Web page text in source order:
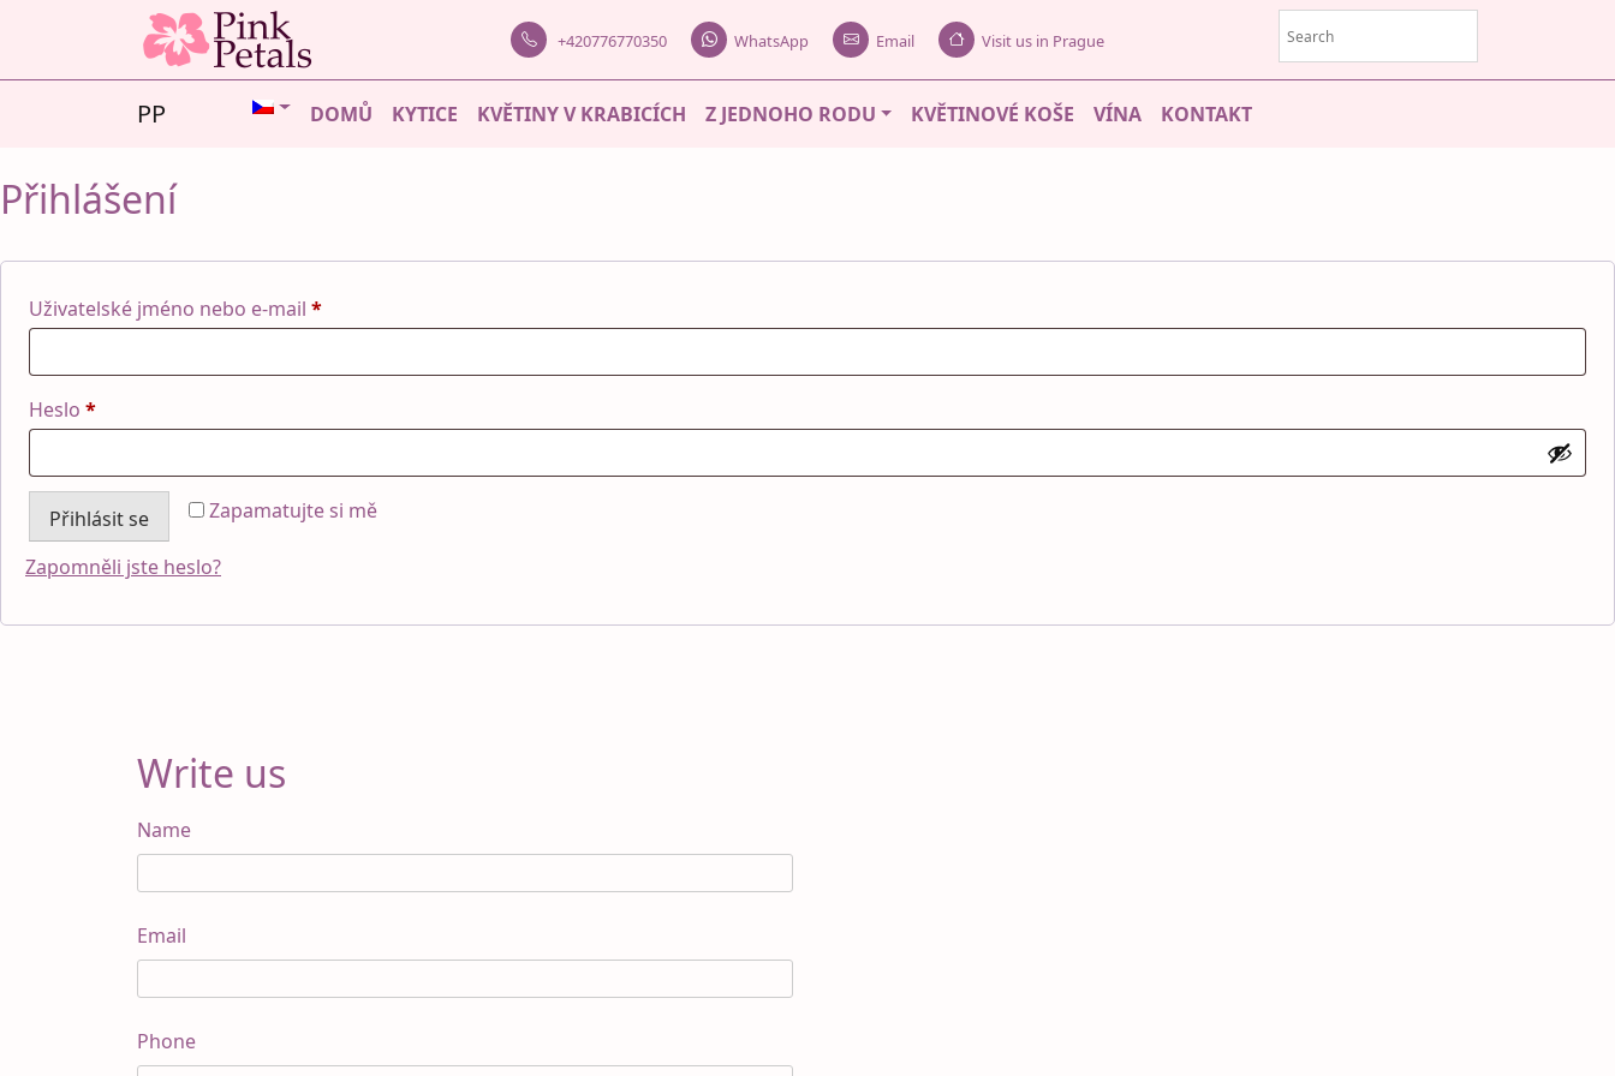
+420776770350 WhatsApp Email Visit us in Prague
PP DOMŮ KYTICE KVĚTINY V KRABICÍCH Z JEDNOHO RODU KVĚTINOVÉ KOŠE VÍNA KONTAKT
Přihlášení
Uživatelské jméno nebo e-mail *Povinné
Heslo *Povinné
Zapamatujte si mě
Přihlásit se
Zapomněli jste heslo?
Write us
Name
Email
Phone